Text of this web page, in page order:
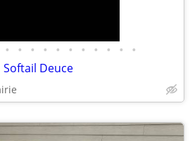
• • • • • • • • • • •
Deuce